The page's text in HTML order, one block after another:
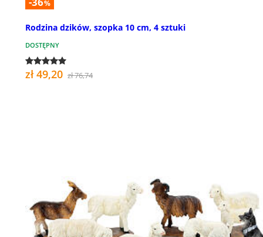
%
Rodzina dzików, szopka 10 cm, 4 sztuki
DOSTĘPNY
zł 49,20 zł 76,74